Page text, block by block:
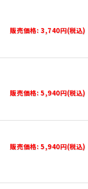
販売価格: 3,740円(税込)
販売価格: 5,940円(税込)
販売価格: 5,940円(税込)